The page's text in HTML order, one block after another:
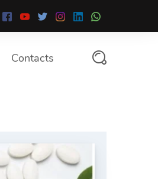
Contacts